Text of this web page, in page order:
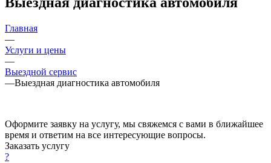
Главная
—
Услуги и цены
—
Выездной сервис
—Выездная диагностика автомобиля
Оформите заявку на услугу, мы свяжемся с вами в ближайшее
время и ответим на все интересующие вопросы.
Заказать услугу
?